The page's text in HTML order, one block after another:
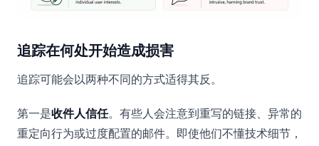
追踪在何处开始造成损害
追踪可能会以两种不同的方式适得其反。
第一是收件人信任。有些人会注意到重写的链接、异常的
重定向行为或过度配置的邮件。即使他们不懂技术细节，